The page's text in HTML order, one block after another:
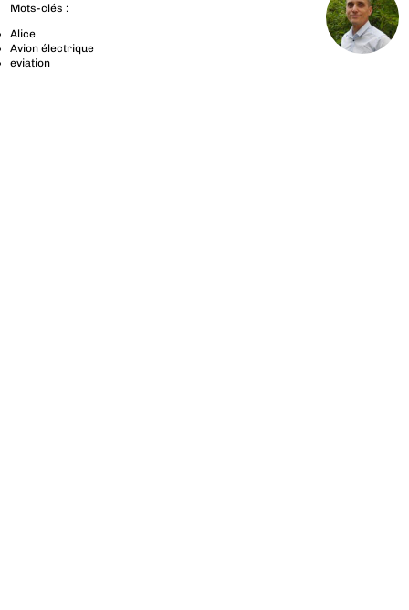
Mots-clés :
Alice
Avion électrique
eviation